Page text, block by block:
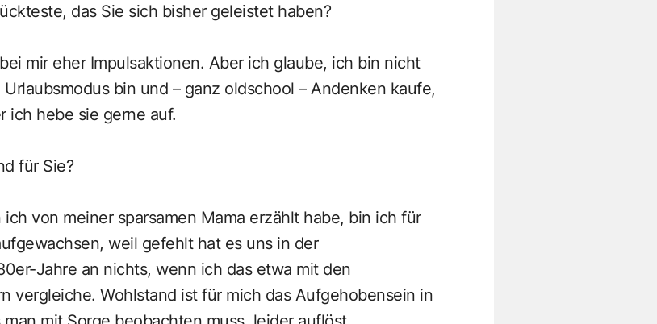
das Sie sich bisher geleistet haben?
mir eher Impulsaktionen. Aber ich glaube, ich bin nicht
bin und – ganz oldschool – Andenken kaufe,
ich hebe sie gerne auf.
für Sie?
von meiner sparsamen Mama erzählt habe, bin ich für
weil gefehlt hat es uns in der
Jahre an nichts, wenn ich das etwa mit den
vergleiche. Wohlstand ist für mich das Aufgehobensein in